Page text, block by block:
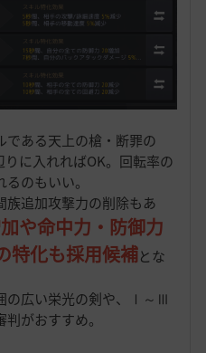
である天上の槍・断罪の
に入れればOK。回転率の
のもいい。
族追加攻撃力の削除もあ
や命中力・防御力
特化も採用候補とな
の広い栄光の剣や、Ⅰ～Ⅲ
がおすすめ。